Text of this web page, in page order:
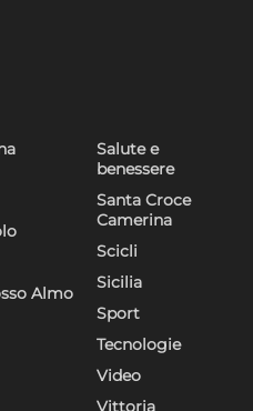
Almo
Salute e
benessere
Santa Croce
Camerina
Scicli
Sicilia
Sport
Tecnologie
Video
Vittoria